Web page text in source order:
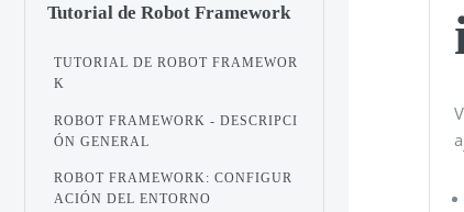
a
Tutorial de Robot Framework
TUTORIAL DE ROBOT FRAMEWOR
K
ROBOT FRAMEWORK - DESCRIPCI
ÓN GENERAL
ROBOT FRAMEWORK: CONFIGUR
ACIÓN DEL ENTORNO